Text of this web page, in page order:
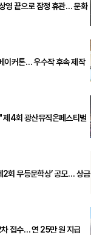
영 끝으로 잠정 휴관… 문화
이커톤… 우수작 후속 제작
제4회 광산뮤직온페스티벌
2회 무등문학상’ 공모… 상금
접수… 연 25만 원 지급